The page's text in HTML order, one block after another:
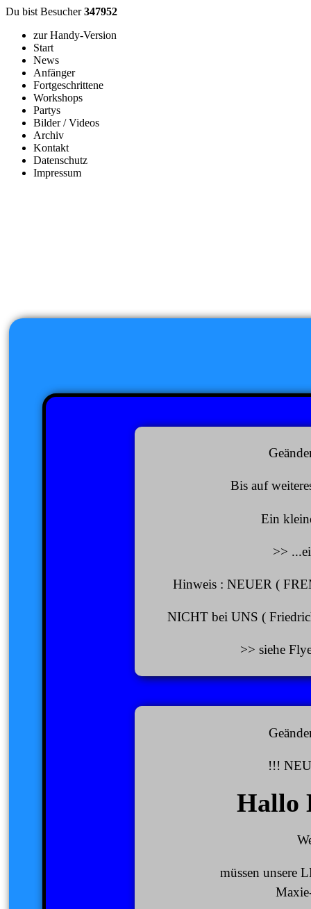
Du bist Besucher347952
zur Handy-Version
Start
News
Anfänger
Fortgeschrittene
Workshops
Partys
Bilder / Videos
Archiv
Kontakt
Datenschutz
Impressum
Bis auf
Ein
>>
Hinweis : NEUER (
NICHT bei UNS (
>> siehe
!!!
Hallo
müssen unsere